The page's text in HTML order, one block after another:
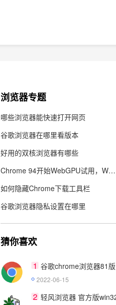
浏览器专题
哪些浏览器能快速打开网页
谷歌浏览器在哪里看版本
好用的双核浏览器有哪些
Chrome 94开始WebGPU试用，Web的图像渲染及机器学能力更强了
如何隐藏Chrome下载工具栏
谷歌浏览器隐私设置在哪里
猜你喜欢
1 谷歌chrome浏览器81版
2022-06-15
2 轻风浏览器 官方版